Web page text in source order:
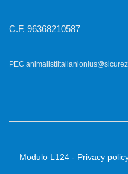
C.F. 96368210587
PEC
Modulo L124- Privacy